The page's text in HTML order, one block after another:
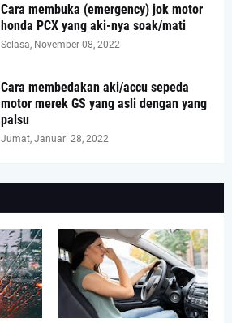
Cara membuka (emergency) jok motor
honda PCX yang aki-nya soak/mati
Selasa, November 08, 2022
Cara membedakan aki/accu sepeda
motor merek GS yang asli dengan yang
palsu
Jumat, Januari 28, 2022